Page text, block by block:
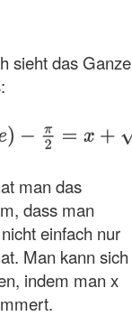
sieht das Ganze
man das
dass man
einfach nur
Man kann sich
indem man x